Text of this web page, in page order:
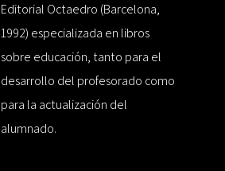
Editorial Octaedro (Barcelona,
1992) especializada en libros
sobre educación, tanto para el
desarrollo del profesorado como
para la actualización del
alumnado.